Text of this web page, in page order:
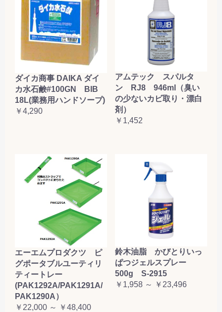
ダイカ商事 DAIKA ダイ
カ水石鹸#100GN BIB
18L(業務用ハンドソープ)
￥4,290
アムテック スパルタ
ン RJ8 946ml（臭い
の少ないカビ取り・漂白
剤）
￥1,452
エーエムプロダクツ ピ
グポータブルユーティリ
ティートレー
(PAK1292A/PAK1291A/
PAK1290A）
￥22,000 ～ ￥48,400
鈴木油脂 かびとりいっ
ぱつジェルスプレー
500g S-2915
￥1,958 ～ ￥23,496